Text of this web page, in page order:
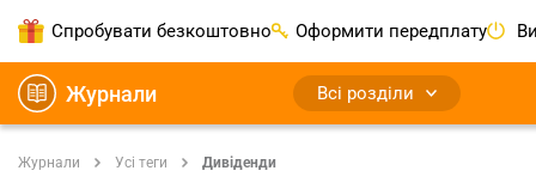
Спробувати безкоштовно Оформити передплату
Журнали Всі розділи
Журнали Усі теги Дивіденди